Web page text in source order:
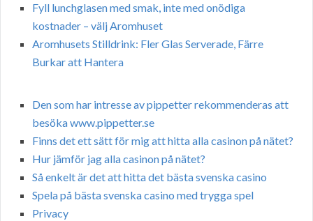
Fyll lunchglasen med smak, inte med onödiga
kostnader – välj Aromhuset
Aromhusets Stilldrink: Fler Glas Serverade, Färre
Burkar att Hantera
Den som har intresse av pippetter rekommenderas att
besöka www.pippetter.se
Finns det ett sätt för mig att hitta alla casinon på nätet?
Hur jämför jag alla casinon på nätet?
Så enkelt är det att hitta det bästa svenska casino
Spela på bästa svenska casino med trygga spel
Privacy